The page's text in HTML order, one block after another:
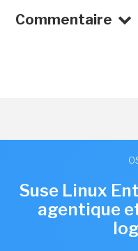
Commentaire
Suse Linux
agentique